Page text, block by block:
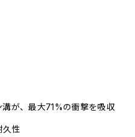
が、最大71%の衝撃を吸収
久性